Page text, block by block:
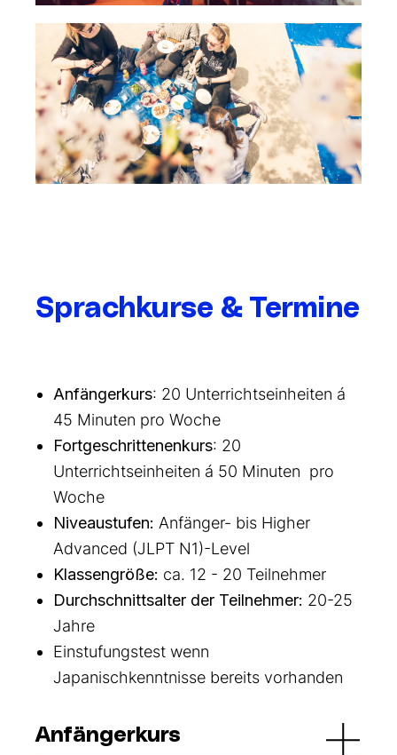
Sprachkurse & Termine
Anfängerkurs: 20 Unterrichtseinheiten á
45 Minuten pro Woche
Fortgeschrittenenkurs: 20
Unterrichtseinheiten á 50 Minuten pro
Woche
Niveaustufen: Anfänger- bis Higher
Advanced (JLPT N1)-Level
Klassengröße: ca. 12 - 20 Teilnehmer
Durchschnittsalter der Teilnehmer: 20-25
Jahre
Einstufungstest wenn
Japanischkenntnisse bereits vorhanden
Anfängerkurs